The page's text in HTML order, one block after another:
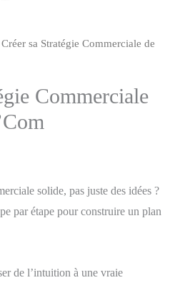
sa Stratégie Commerciale de
Commerciale
solide, pas juste des idées ?
par étape pour construire un plan
de l’intuition à une vraie